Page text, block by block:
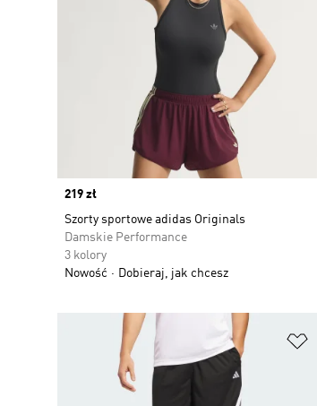
Price
219 zł
Szorty sportowe adidas Originals
Damskie Performance
3 kolory
Nowość
Dobieraj, jak chcesz